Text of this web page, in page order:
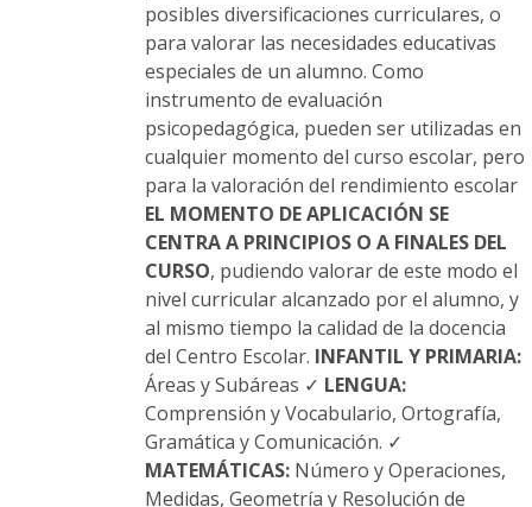
posibles diversificaciones curriculares, o
para valorar las necesidades educativas
especiales de un alumno. Como
instrumento de evaluación
psicopedagógica, pueden ser utilizadas en
cualquier momento del curso escolar, pero
para la valoración del rendimiento escolar
EL MOMENTO DE APLICACIÓN SE
CENTRA A PRINCIPIOS O A FINALES DEL
CURSO, pudiendo valorar de este modo el
nivel curricular alcanzado por el alumno, y
al mismo tiempo la calidad de la docencia
del Centro Escolar. INFANTIL Y PRIMARIA:
Áreas y Subáreas ✓ LENGUA:
Comprensión y Vocabulario, Ortografía,
Gramática y Comunicación. ✓
MATEMÁTICAS:Número y Operaciones,
Medidas, Geometría y Resolución de